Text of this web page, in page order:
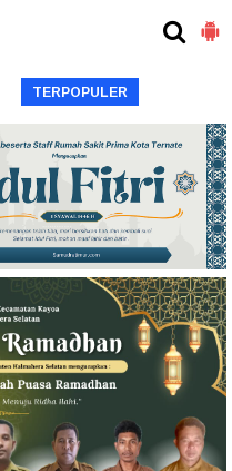
TERPOPULER